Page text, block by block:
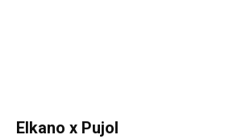
Elkano x Pujol